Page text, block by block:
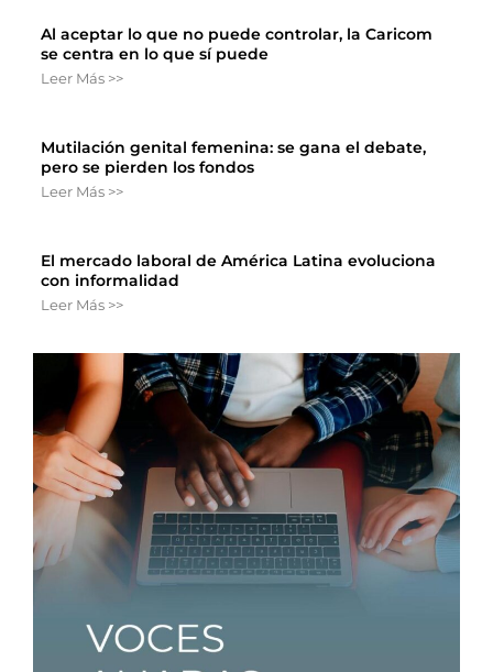
Al aceptar lo que no puede controlar, la Caricom
se centra en lo que sí puede
Leer Más >>
Mutilación genital femenina: se gana el debate,
pero se pierden los fondos
Leer Más >>
El mercado laboral de América Latina evoluciona
con informalidad
Leer Más >>